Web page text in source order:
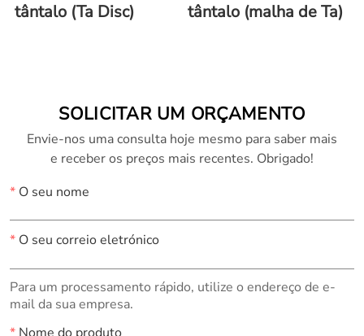
tântalo (Ta Disc)
tântalo (malha de Ta)
SOLICITAR UM ORÇAMENTO
Envie-nos uma consulta hoje mesmo para saber mais
e receber os preços mais recentes. Obrigado!
*O seu nome
*O seu correio eletrónico
Para um processamento rápido, utilize o endereço de e-
mail da sua empresa.